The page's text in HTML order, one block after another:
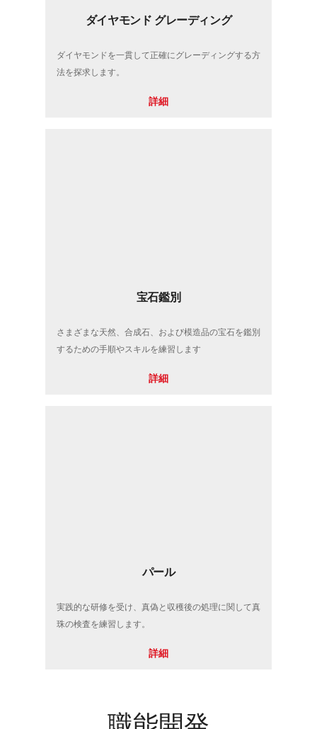
ダイヤモンド グレーディング
ダイヤモンドを一貫して正確にグレーディングする方
法を探求します。
詳細
宝石鑑別
さまざまな天然、合成石、および模造品の宝石を鑑別
するための手順やスキルを練習します
詳細
パール
実践的な研修を受け、真偽と収穫後の処理に関して真
珠の検査を練習します。
詳細